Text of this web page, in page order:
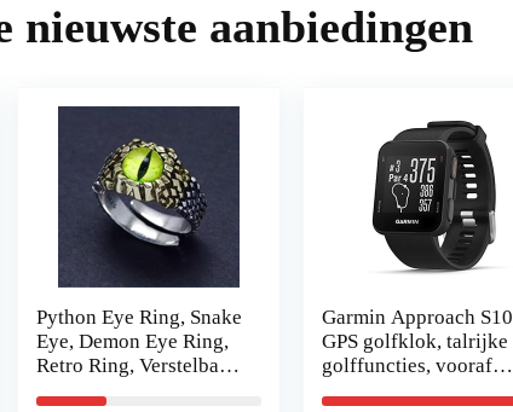
nieuwste aanbiedingen
Python Eye Ring, Snake
Eye, Demon Eye Ring,
Retro Ring, Verstelbare
Garmin Approach S10
GPS golfklok, talrijke
golffuncties, vooraf